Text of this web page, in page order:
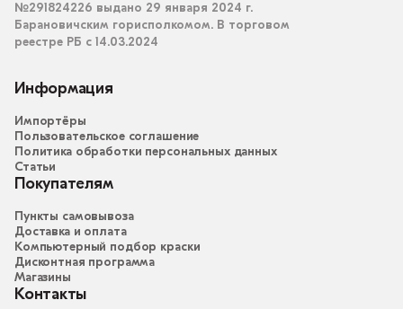
№291824226 выдано 29 января 2024 г.
Барановичским горисполкомом. В торговом
реестре РБ с 14.03.2024
Информация
Импортёры
Пользовательское соглашение
Политика обработки персональных данных
Статьи
Покупателям
Пункты самовывоза
Доставка и оплата
Компьютерный подбор краски
Дисконтная программа
Магазины
Контакты